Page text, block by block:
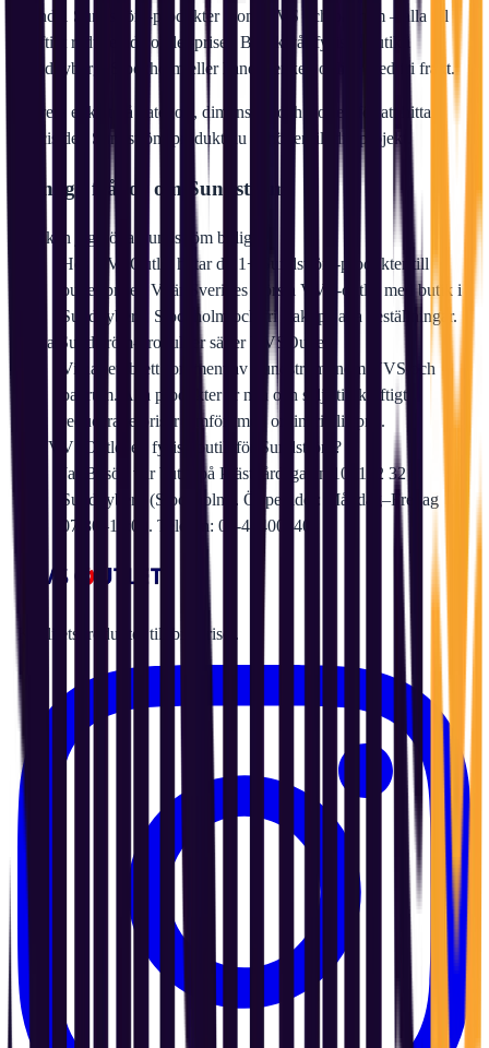
bland 1 Sundström-produkter inom VVS och badrum – alla till
kraftigt reducerade outlet-priser. Besök vår fysiska butik i
Sundbyberg, Stockholm eller handla enkelt online med fri frakt.
Filtrera enkelt på kategori, dimension och storlek för att hitta
precis den Sundström -produkt du behöver till ditt projekt.
Vanliga frågor om Sundström
Var kan jag köpa Sundström billigt?
Hos VVSOutlet hittar du 1+ Sundström-produkter till
outlet-priser. Vi är Sveriges största VVS-outlet med butik i
Sundbyberg, Stockholm och fri frakt på alla beställningar.
Vilka Sundström-produkter säljer VVSOutlet?
Vi har ett brett sortiment av Sundström inom VVS och
badrum. Alla produkter är nya och säljs till kraftigt
reducerade priser jämfört med ordinarie listpris.
Har VVSOutlet en fysisk butik för Sundström?
Ja! Besök vår butik på Prästgårdsgatan 10, 172 32
Sundbyberg (Stockholm). Öppettider: Måndag–Fredag
07:30–17:00. Telefon: 08-41400040.
Kvalitetsprodukter till bra priser.